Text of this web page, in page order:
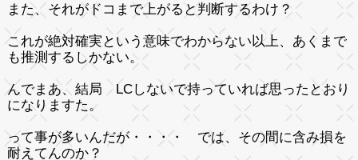
また、それがドコまで上がると判断するわけ？
これが絶対確実という意味でわからない以上、あくまで
も推測するしかない。
んでまあ、結局 LCしないで持っていれば思ったとおり
になりますた。
って事が多いんだが・・・・ では、その間に含み損を
耐えてんのか？